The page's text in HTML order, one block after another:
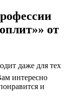
от
даже для тех
интересно
и